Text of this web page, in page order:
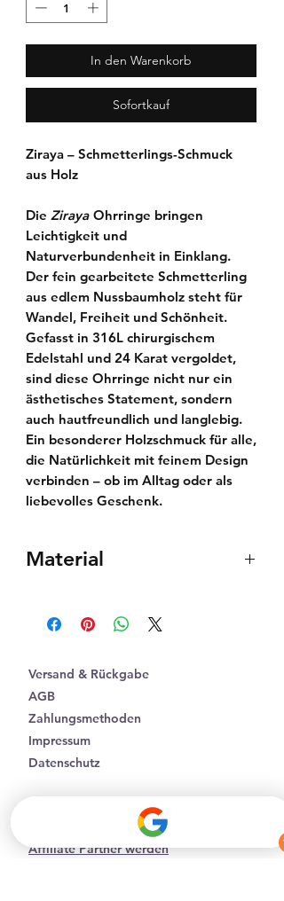
In den Warenkorb
Sofortkauf
Ziraya – Schmetterlings-Schmuck
aus Holz
Die Ziraya Ohrringe bringen
Leichtigkeit und
Naturverbundenheit in Einklang.
Der fein gearbeitete Schmetterling
aus edlem Nussbaumholz steht für
Wandel, Freiheit und Schönheit.
Gefasst in 316L chirurgischem
Edelstahl und 24 Karat vergoldet,
sind diese Ohrringe nicht nur ein
ästhetisches Statement, sondern
auch hautfreundlich und langlebig.
Ein besonderer Holzschmuck für alle,
die Natürlichkeit mit feinem Design
verbinden – ob im Alltag oder als
liebevolles Geschenk.
Material
Edelstahl 316l
Versand & Rückgabe
AGB
Zahlungsmethoden
Impressum
Datenschutz
Affiliate Partner werden